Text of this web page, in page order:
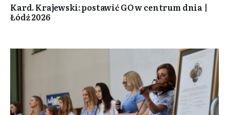
Kard. Krajewski: postawić GO w centrum dnia |
Łódź 2026